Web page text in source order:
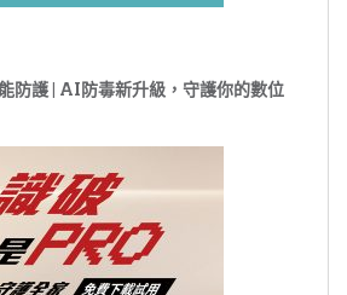
護 | AI防毒新升級，守護你的數位